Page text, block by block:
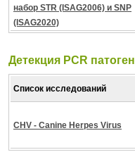
набор STR (ISAG2006) и SNP
(ISAG2020)
Детекция PCR
Список исследований
CHV - Canine Herpes Virus